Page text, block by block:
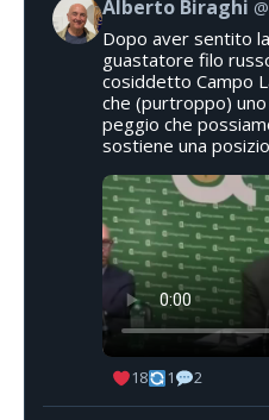
Alberto Biraghi
Dopo aver sentito
guastatore filo
cosiddetto Campo
che (purtroppo)
peggio che
sostiene una
18 1 2